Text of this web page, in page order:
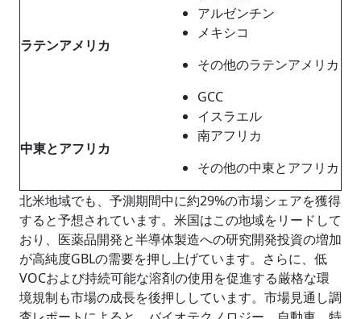
ラテンアメリカ
アルゼンチン
メキシコ
その他のラテンアメリカ
中東とアフリカ
GCC
イスラエル
南アフリカ
その他の中東とアフリカ
北米地域でも、予測期間中に約29%の市場シェアを獲得
すると予想されています。米国はこの地域をリードして
おり、医薬品開発と半導体製造への研究開発投資の増加
が高純度GBLの需要を押し上げています。さらに、低
VOCおよび持続可能な溶剤の使用を促進する厳格な環
境規制も市場の成長を後押ししています。市場見通し調